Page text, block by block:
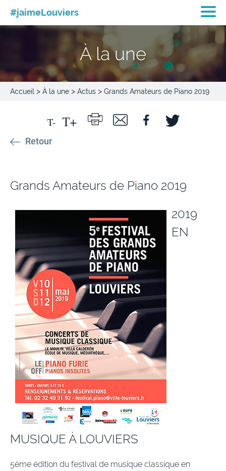
#jaimeLouviers
À la une
Accueil > À la une > Actus > Grands Amateurs de Piano 2019
Retour
Grands Amateurs de Piano 2019
2019
EN
MUSIQUE À LOUVIERS
5ème édition du festival de musique classique en